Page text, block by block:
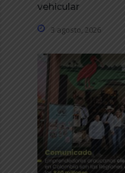
vehicular
3 agosto, 2026